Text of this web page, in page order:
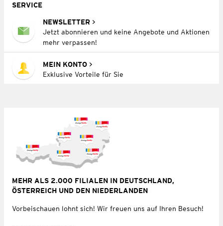
SERVICE
NEWSLETTER
Jetzt abonnieren und keine Angebote und Aktionen
mehr verpassen!
MEIN KONTO
Exklusive Vorteile für Sie
MEHR ALS 2.000 FILIALEN IN DEUTSCHLAND,
ÖSTERREICH UND DEN NIEDERLANDEN
Vorbeischauen lohnt sich! Wir freuen uns auf Ihren Besuch!